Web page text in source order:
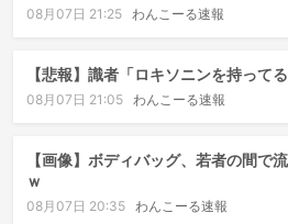
08月07日 21:25 わんこーる速報
【悲報】識者「ロキソニンを持って
08月07日 21:05 わんこーる速報
【画像】ボディバッグ、若者の間で
ｗ
08月07日 20:35 わんこーる速報